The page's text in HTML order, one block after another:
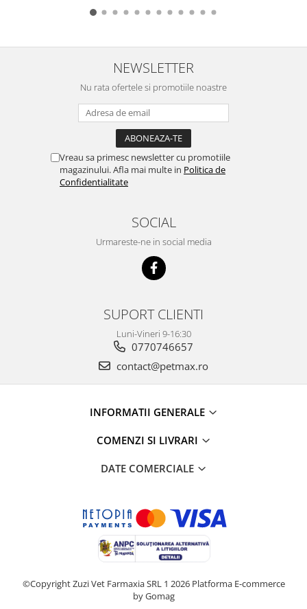
NEWSLETTER
Nu rata ofertele si promotiile noastre
Vreau sa primesc newsletter cu promotiile
magazinului. Afla mai multe in Politica de
Confidentialitate
SOCIAL
Urmareste-ne in social media
SUPORT CLIENTI
Luni-Vineri 9-16:30
0770746657
contact@petmax.ro
INFORMATII GENERALE
COMENZI SI LIVRARI
DATE COMERCIALE
©Copyright Zuzi Vet Farmaxia SRL 1 2026 Platforma E-commerce
by Gomag